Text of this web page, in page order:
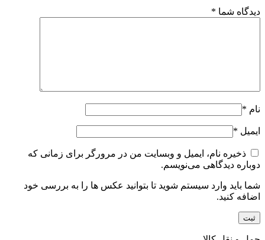
دیدگاه شما *
نام *
ایمیل *
ذخیره نام، ایمیل و وبسایت من در مرورگر برای زمانی که
دوباره دیدگاهی می‌نویسم.
شما باید وارد سیستم شوید تا بتوانید عکس ها را به بررسی خود
اضافه کنید.